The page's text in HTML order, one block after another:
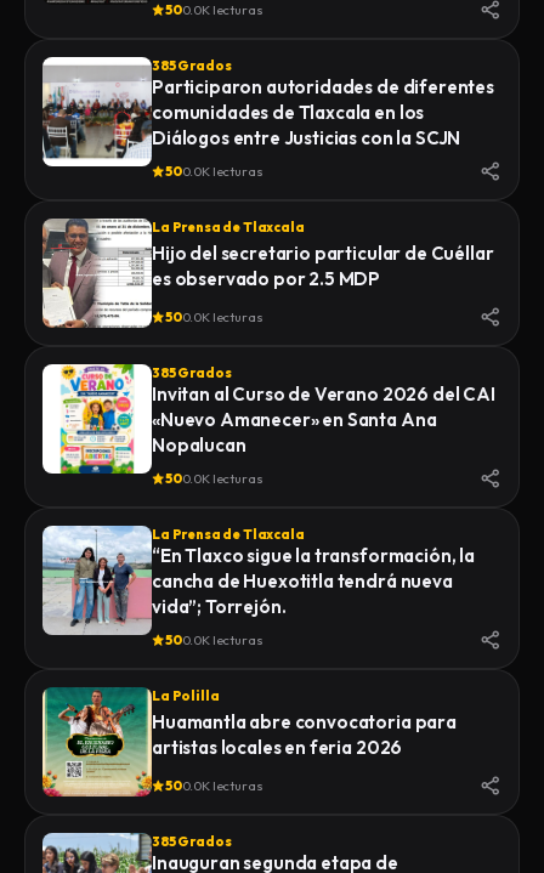
500.0K lecturas
385 Grados
Participaron autoridades de diferentes
comunidades de Tlaxcala en los
Diálogos entre Justicias con la SCJN
500.0K lecturas
La Prensa de Tlaxcala
Hijo del secretario particular de Cuéllar
es observado por 2.5 MDP
500.0K lecturas
385 Grados
Invitan al Curso de Verano 2026 del CAI
«Nuevo Amanecer» en Santa Ana
Nopalucan
500.0K lecturas
La Prensa de Tlaxcala
“En Tlaxco sigue la transformación, la
cancha de Huexotitla tendrá nueva
vida”; Torrejón.
500.0K lecturas
La Polilla
Huamantla abre convocatoria para
artistas locales en feria 2026
500.0K lecturas
385 Grados
Inauguran segunda etapa de